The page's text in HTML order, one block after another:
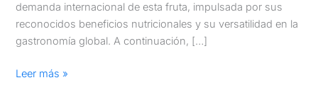
demanda internacional de esta fruta, impulsada por sus
reconocidos beneficios nutricionales y su versatilidad en la
gastronomía global. A continuación, […]
Leer más »